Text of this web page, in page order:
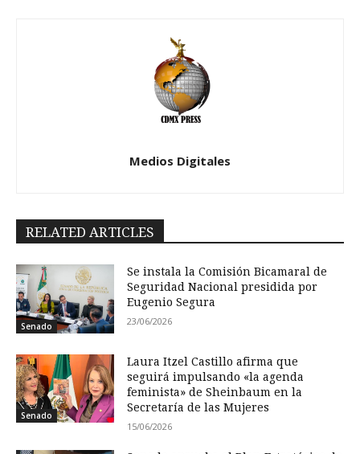
Medios Digitales
RELATED ARTICLES
Senado
Se instala la Comisión Bicamaral de
Seguridad Nacional presidida por
Eugenio Segura
23/06/2026
Senado
Laura Itzel Castillo afirma que
seguirá impulsando «la agenda
feminista» de Sheinbaum en la
Secretaría de las Mujeres
15/06/2026